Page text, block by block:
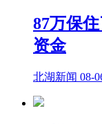
87万保
资金
北湖新闻 08-